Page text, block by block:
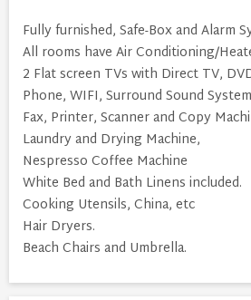
Fully furnished, Safe-Box and Alarm
All rooms have Air Conditioning/
2 Flat screen TVs with Direct TV,
Phone, WIFI, Surround Sound
Fax, Printer, Scanner and Copy
Laundry and Drying Machine,
Nespresso Coffee Machine
White Bed and Bath Linens included.
Cooking Utensils, China, etc
Hair Dryers.
Beach Chairs and Umbrella.